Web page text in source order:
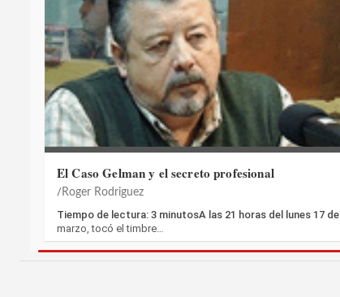
El Caso Gelman y el secreto profesional
Roger Rodriguez
Tiempo de lectura: 3 minutosA las 21 horas del lunes 17 de
marzo, tocó el timbre…